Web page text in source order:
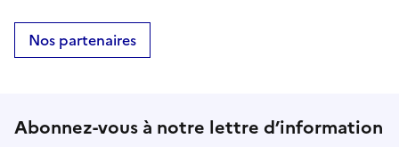
Nos partenaires
Abonnez-vous à notre lettre d’information